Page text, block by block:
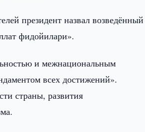
президент назвал возведённый
фидойилари».
и межнациональным
всех достижений».
страны, развития